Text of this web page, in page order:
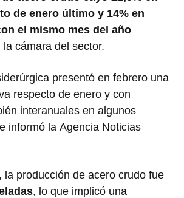
de enero último y 14% en
el mismo mes del año
la cámara del sector.
presentó en febrero una
respecto de enero y con
interanuales en algunos
informó la Agencia Noticias
la producción de acero crudo fue
, lo que implicó una